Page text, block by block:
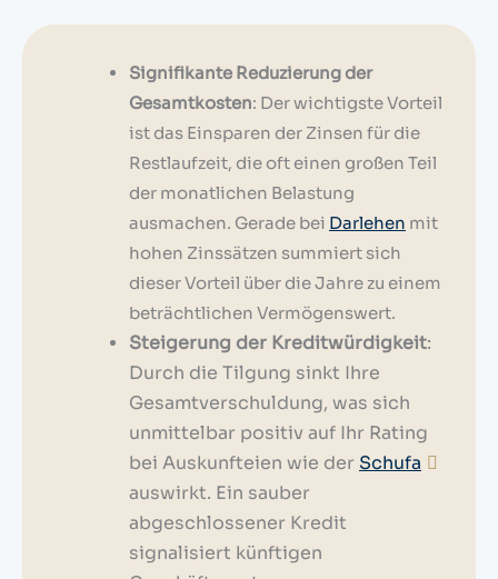
Signifikante Reduzierung der
Gesamtkosten: Der wichtigste Vorteil
ist das Einsparen der Zinsen für die
Restlaufzeit, die oft einen großen Teil
der monatlichen Belastung
ausmachen. Gerade bei Darlehen mit
hohen Zinssätzen summiert sich
dieser Vorteil über die Jahre zu einem
beträchtlichen Vermögenswert.
Steigerung der Kreditwürdigkeit:
Durch die Tilgung sinkt Ihre
Gesamtverschuldung, was sich
unmittelbar positiv auf Ihr Rating
bei Auskunfteien wie der Schufa
auswirkt. Ein sauber
abgeschlossener Kredit
signalisiert künftigen